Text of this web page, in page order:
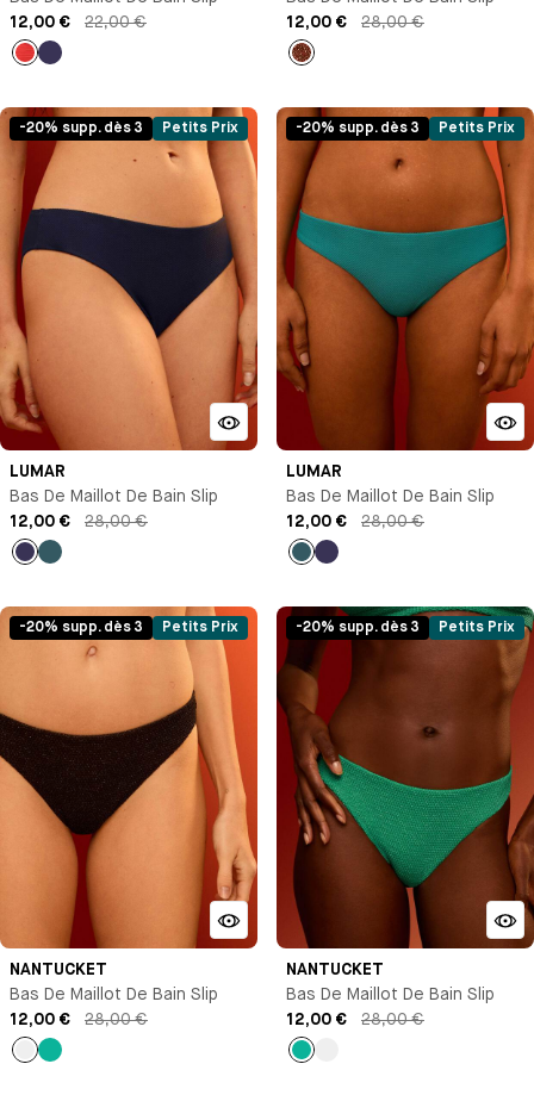
12,00 €
22,00 €
12,00 €
28,00 €
-20% supp. dès 3 Petits Prix
LUMAR
Bas De Maillot De Bain Slip
12,00 €
28,00 €
Bleu
-20% supp. dès 3 Petits Prix
LUMAR
Bas De Maillot De Bain Slip
12,00 €
28,00 €
Bleu
-20% supp. dès 3 Petits Prix
NANTUCKET
Bas De Maillot De Bain Slip
12,00 €
28,00 €
Noir
-20% supp. dès 3 Petits Prix
NANTUCKET
Bas De Maillot De Bain Slip
12,00 €
28,00 €
Vert